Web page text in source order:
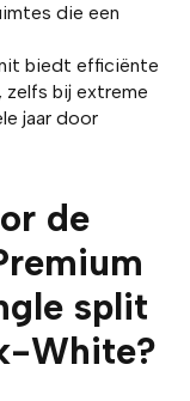
die een
biedt efficiënte
bij extreme
jaar door
de
split
White?